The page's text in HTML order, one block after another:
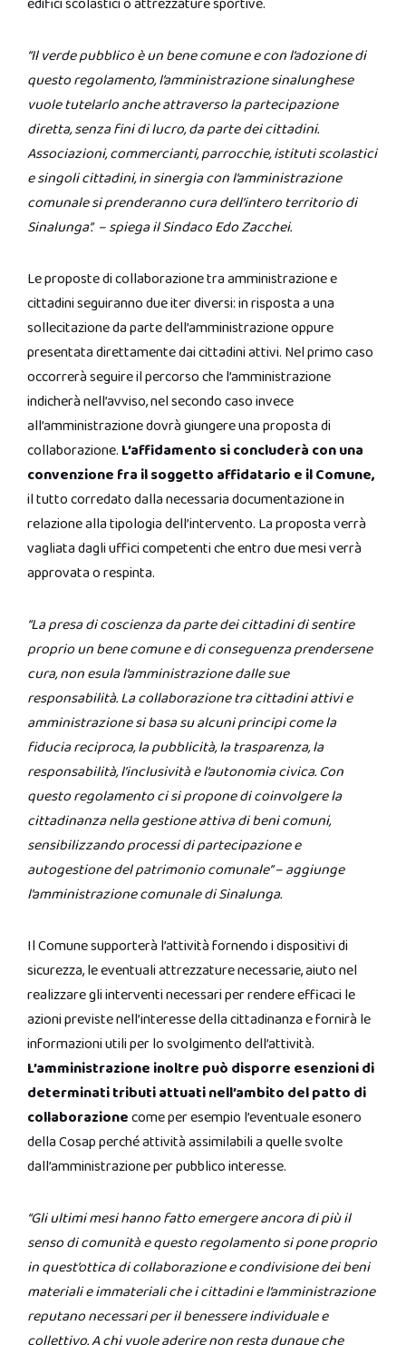
“Il verde pubblico è un bene comune e con l’adozione di
questo regolamento, l’amministrazione sinalunghese
vuole tutelarlo anche attraverso la partecipazione
diretta, senza fini di lucro, da parte dei cittadini.
Associazioni, commercianti, parrocchie, istituti scolastici
e singoli cittadini, in sinergia con l’amministrazione
comunale si prenderanno cura dell’intero territorio di
Sinalunga”. – spiega il Sindaco Edo Zacchei.
Le proposte di collaborazione tra amministrazione e
cittadini seguiranno due iter diversi: in risposta a una
sollecitazione da parte dell’amministrazione oppure
presentata direttamente dai cittadini attivi. Nel primo caso
occorrerà seguire il percorso che l’amministrazione
indicherà nell’avviso, nel secondo caso invece
all’amministrazione dovrà giungere una proposta di
collaborazione. L’affidamento si concluderà con una
convenzione fra il soggetto affidatario e il Comune,
il tutto corredato dalla necessaria documentazione in
relazione alla tipologia dell’intervento. La proposta verrà
vagliata dagli uffici competenti che entro due mesi verrà
approvata o respinta.
“La presa di coscienza da parte dei cittadini di sentire
proprio un bene comune e di conseguenza prendersene
cura, non esula l’amministrazione dalle sue
responsabilità. La collaborazione tra cittadini attivi e
amministrazione si basa su alcuni principi come la
fiducia reciproca, la pubblicità, la trasparenza, la
responsabilità, l’inclusività e l’autonomia civica. Con
questo regolamento ci si propone di coinvolgere la
cittadinanza nella gestione attiva di beni comuni,
sensibilizzando processi di partecipazione e
autogestione del patrimonio comunale” – aggiunge
l’amministrazionecomunale di Sinalunga.
Il Comune supporterà l’attività fornendo i dispositivi di
sicurezza, le eventuali attrezzature necessarie, aiuto nel
realizzare gli interventi necessari per rendere efficaci le
azioni previste nell’interesse della cittadinanza e fornirà le
informazioni utili per lo svolgimento dell’attività.
L’amministrazione inoltre può disporre esenzioni di
determinati tributi attuati nell’ambito del patto di
collaborazionecome per esempio l’eventuale esonero
della Cosap perché attività assimilabili a quelle svolte
dall’amministrazione per pubblico interesse.
“Gli ultimi mesi hanno fatto emergere ancora di più il
senso di comunità e questo regolamento si pone proprio
in quest’ottica di collaborazione e condivisione dei beni
materiali e immateriali che i cittadini e l’amministrazione
reputano necessari per il benessere individuale e